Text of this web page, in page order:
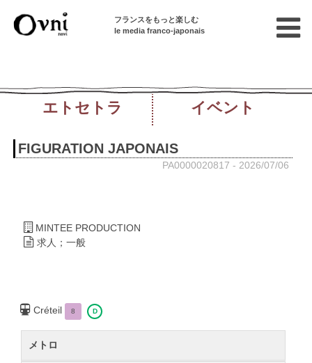
フランスをもっと楽しむ
le media franco-japonais
エトセトラ イベント
FIGURATION JAPONAIS
PA0000020817 - 2026/07/06
MINTEE PRODUCTION
求人；一般
Créteil 8 D
メトロ